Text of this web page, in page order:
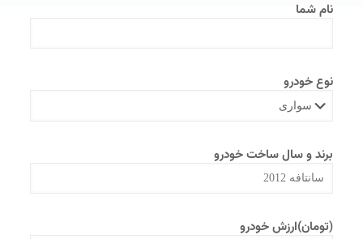
نام شما
نوع خودرو
برند و سال ساخت خودرو
(تومان)ارزش خودرو